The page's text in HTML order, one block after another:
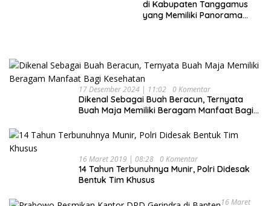
di Kabupaten Tanggamus
yang Memiliki Panorama
17 Desember 2024 | 11:02 0 Komentar
Dikenal Sebagai Buah Beracun, Ternyata
Buah Maja Memiliki Beragam Manfaat Bagi
16 Maret 2019 | 08:28 0 Komentar
14 Tahun Terbunuhnya Munir, Polri Didesak
Bentuk Tim Khusus
16 Maret